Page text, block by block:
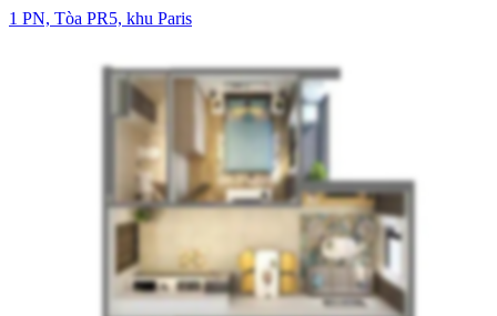
1 PN, Tòa PR5, khu Paris